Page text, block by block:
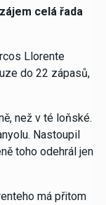
celá řada
Llorente
do 22 zápasů,
než v té loňské.
Nastoupil
toho odehrál jen
má přitom